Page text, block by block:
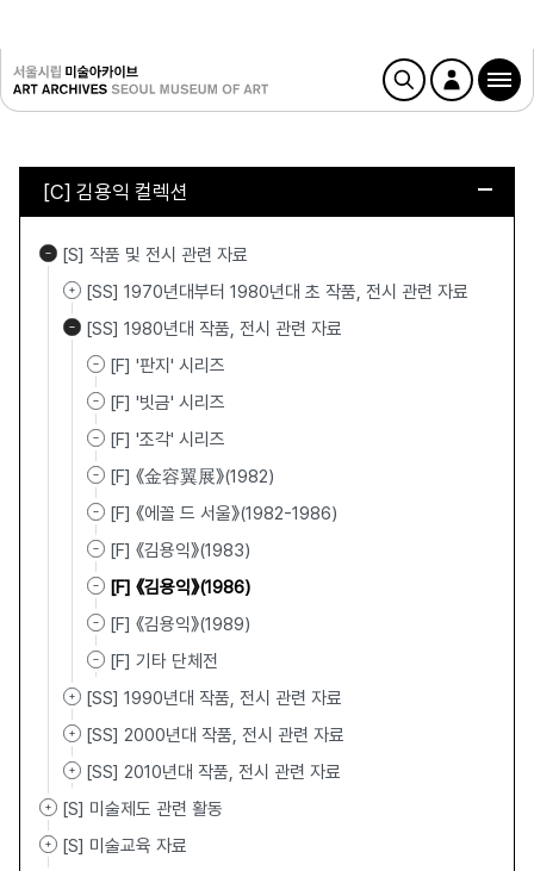
[C] 김용익 컬렉션
[S] 작품 및 전시 관련 자료
[SS] 1970년대부터 1980년대 초 작품, 전시 관련 자료
[SS] 1980년대 작품, 전시 관련 자료
[F] '판지' 시리즈
[F] '빗금' 시리즈
[F] '조각' 시리즈
[F] 《金容翼展》(1982)
[F] 《에꼴 드 서울》(1982-1986)
[F] 《김용익》(1983)
[F] 《김용익》(1986)
[F] 《김용익》(1989)
[F] 기타 단체전
[SS] 1990년대 작품, 전시 관련 자료
[SS] 2000년대 작품, 전시 관련 자료
[SS] 2010년대 작품, 전시 관련 자료
[S] 미술제도 관련 활동
[S] 미술교육 자료